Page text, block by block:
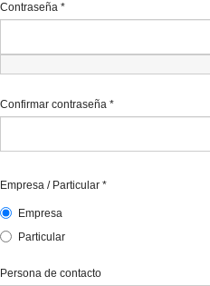
Contraseña *
Confirmar contraseña *
Empresa / Particular *
Empresa
Particular
Persona de contacto